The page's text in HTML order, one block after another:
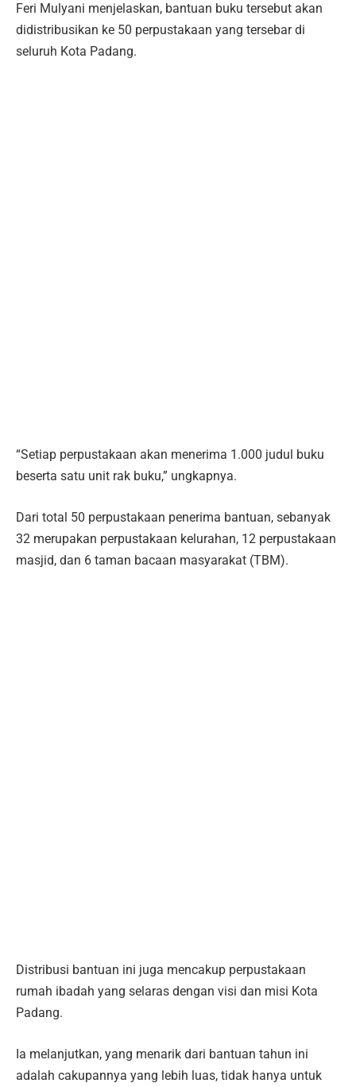
Feri Mulyani menjelaskan, bantuan buku tersebut akan
didistribusikan ke 50 perpustakaan yang tersebar di
seluruh Kota Padang.
“Setiap perpustakaan akan menerima 1.000 judul buku
beserta satu unit rak buku,” ungkapnya.
Dari total 50 perpustakaan penerima bantuan, sebanyak
32 merupakan perpustakaan kelurahan, 12 perpustakaan
masjid, dan 6 taman bacaan masyarakat (TBM).
Distribusi bantuan ini juga mencakup perpustakaan
rumah ibadah yang selaras dengan visi dan misi Kota
Padang.
Ia melanjutkan, yang menarik dari bantuan tahun ini
adalah cakupannya yang lebih luas, tidak hanya untuk